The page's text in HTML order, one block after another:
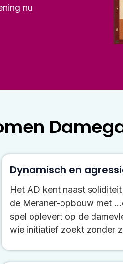
nu
Dynamisch en
Het AD kent naast
de Meraner-opbouw met
spel oplevert op de
wie initiatief zoekt zonder